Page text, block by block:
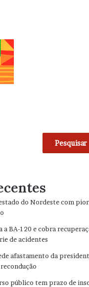
Pesquisar
do Nordeste com
a BA-120 e cobra
de acidentes
afastamento da
recondução
público tem prazo de